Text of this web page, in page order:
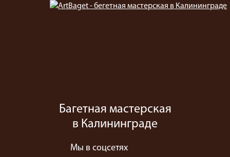
Багетная мастерская
в Калининграде
Мы в соцсетях